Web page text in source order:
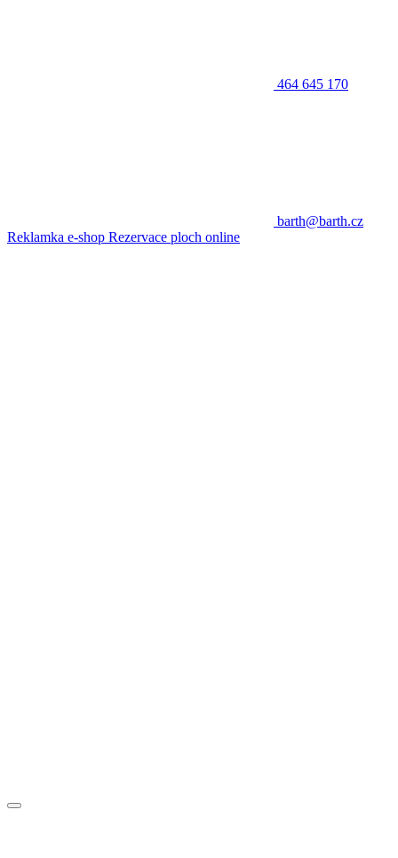
464 645 170
barth@barth.cz
Reklamka e-shop Rezervace ploch online